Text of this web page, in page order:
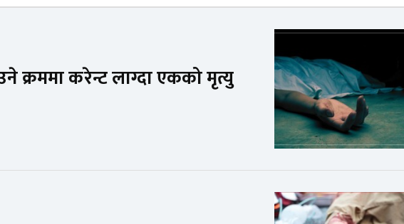
क्रममा करेन्ट लाग्दा एकको मृत्यु